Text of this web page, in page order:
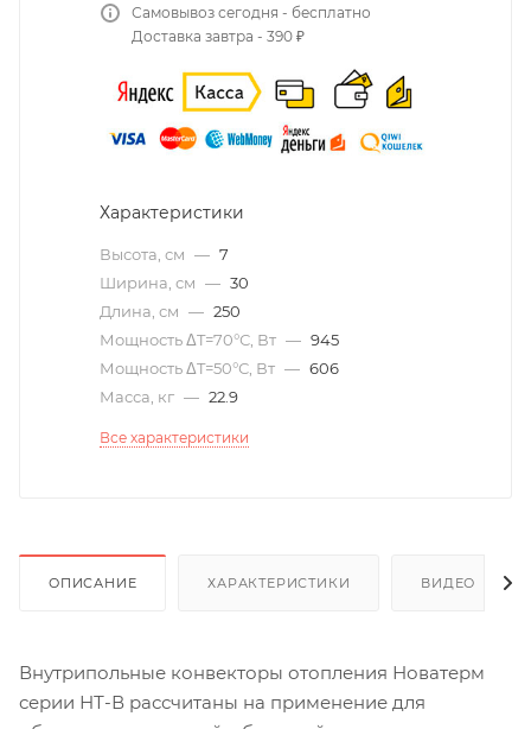
Самовывоз сегодня - бесплатно
Доставка завтра - 390 ₽
Характеристики
Высота, см — 7
Ширина, см — 30
Длина, см — 250
Мощность ΔT=70°С, Вт — 945
Мощность ΔT=50°С, Вт — 606
Масса, кг — 22.9
Все характеристики
ОПИСАНИЕ ХАРАКТЕРИСТИКИ ВИДЕО (6)
Внутрипольные конвекторы отопления Новатерм
серии НТ-В рассчитаны на применение для